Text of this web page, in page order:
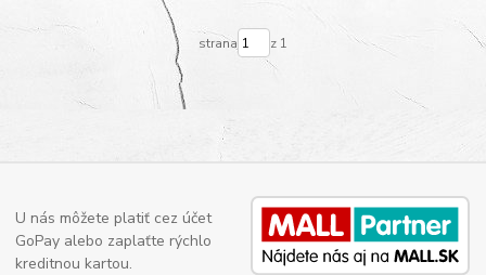
strana z 1
U nás môžete platiť cez účet
GoPay alebo zaplaťte rýchlo
kreditnou kartou.